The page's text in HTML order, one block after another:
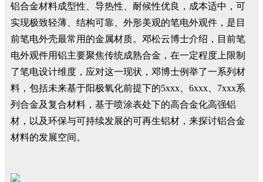
铝合金材料成型性、导热性、耐候性优良，成本适中，可
实现极致轻薄、结构可靠、外形美观的笔电外观件，是目
前笔电外壳最常用的金属材质。邓松云博士介绍，目前笔
电外观件用铝主要聚焦传统成熟合金，在一定程度上限制
了笔电设计维度，应对这一现状，邓博士例举了一系列材
料，包括未来基于阳极氧化前提下的5xxx、6xxx、7xxx系
列合金及复合材料，基于喷涂表处下的高合金化高强铝
材，以及环保与可持续发展的可再生铝材，来探讨铝合金
材料的发展空间。